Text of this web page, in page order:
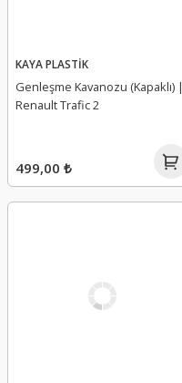
KAYA PLASTİK
Genleşme Kavanozu (Kapaklı) |
Renault Trafic 2
499,00 ₺